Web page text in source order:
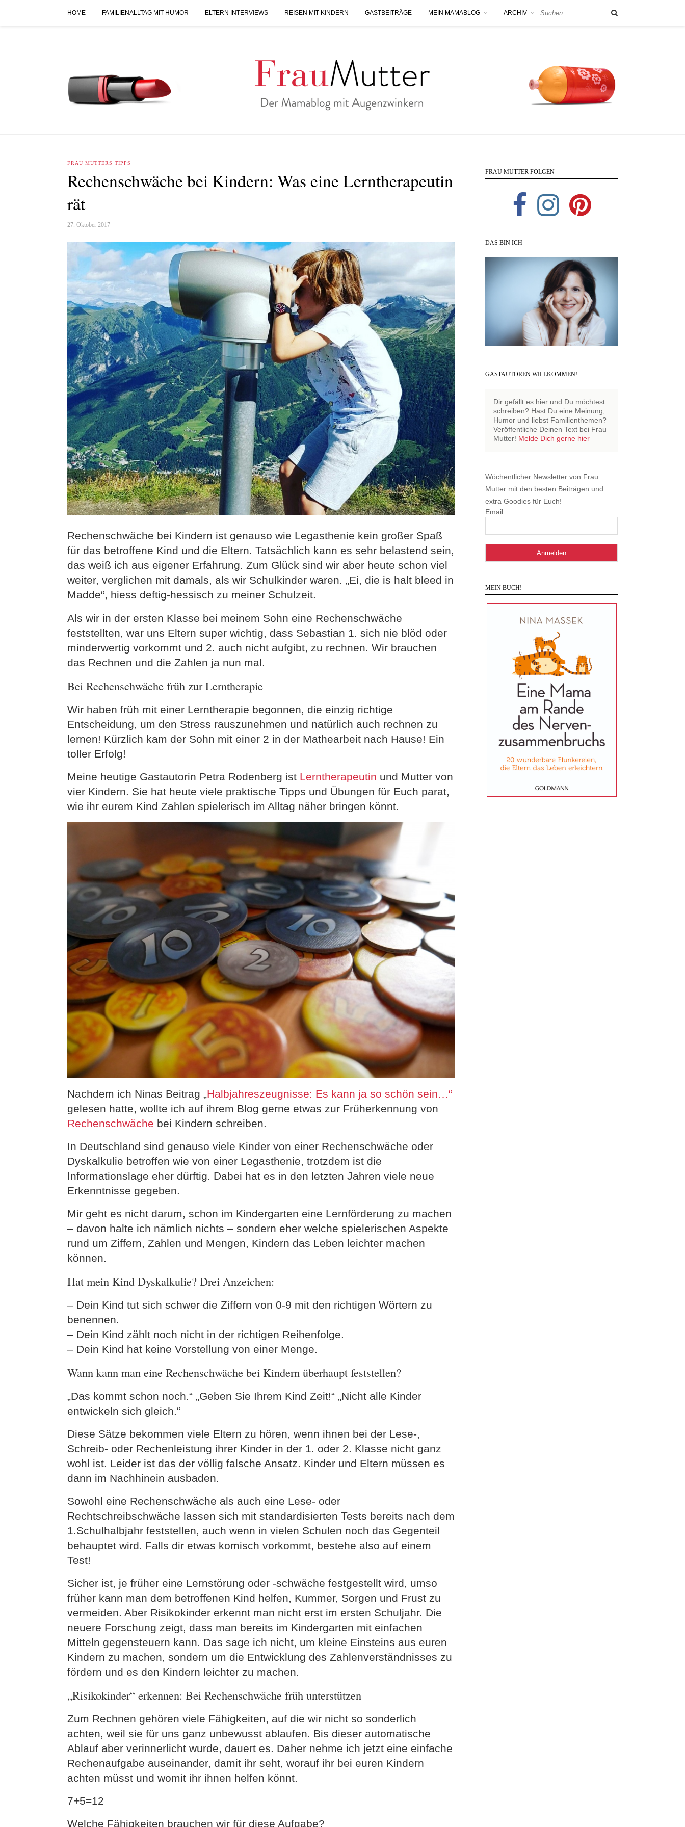
HOME FAMILIENALLTAG MIT HUMOR ELTERN INTERVIEWS REISEN MIT KINDERN GASTBEITRÄGE MEIN MAMABLOG ARCHIV
FRAU MUTTERS TIPPS
Rechenschwäche bei Kindern: Was eine Lerntherapeutin
rät
27. Oktober 2017
Rechenschwäche bei Kindern ist genauso wie Legasthenie kein großer Spaß
für das betroffene Kind und die Eltern. Tatsächlich kann es sehr belastend sein,
das weiß ich aus eigener Erfahrung. Zum Glück sind wir aber heute schon viel
weiter, verglichen mit damals, als wir Schulkinder waren. „Ei, die is halt bleed in
Madde“, hiess deftig-hessisch zu meiner Schulzeit.
Als wir in der ersten Klasse bei meinem Sohn eine Rechenschwäche
feststellten, war uns Eltern super wichtig, dass Sebastian 1. sich nie blöd oder
minderwertig vorkommt und 2. auch nicht aufgibt, zu rechnen. Wir brauchen
das Rechnen und die Zahlen ja nun mal.
Bei Rechenschwäche früh zur Lerntherapie
Wir haben früh mit einer Lerntherapie begonnen, die einzig richtige
Entscheidung, um den Stress rauszunehmen und natürlich auch rechnen zu
lernen! Kürzlich kam der Sohn mit einer 2 in der Mathearbeit nach Hause! Ein
toller Erfolg!
Meine heutige Gastautorin Petra Rodenberg ist Lerntherapeutin und Mutter von
vier Kindern. Sie hat heute viele praktische Tipps und Übungen für Euch parat,
wie ihr eurem Kind Zahlen spielerisch im Alltag näher bringen könnt.
Nachdem ich Ninas Beitrag „ Halbjahreszeugnisse: Es kann ja so schön sein…“
gelesen hatte, wollte ich auf ihrem Blog gerne etwas zur Früherkennung von
Rechenschwäche bei Kindern schreiben.
In Deutschland sind genauso viele Kinder von einer Rechenschwäche oder
Dyskalkulie betroffen wie von einer Legasthenie, trotzdem ist die
Informationslage eher dürftig. Dabei hat es in den letzten Jahren viele neue
Erkenntnisse gegeben.
Mir geht es nicht darum, schon im Kindergarten eine Lernförderung zu machen
– davon halte ich nämlich nichts – sondern eher welche spielerischen Aspekte
rund um Ziffern, Zahlen und Mengen, Kindern das Leben leichter machen
können.
Hat mein Kind Dyskalkulie? Drei Anzeichen:
– Dein Kind tut sich schwer die Ziffern von 0-9 mit den richtigen Wörtern zu
benennen.
– Dein Kind zählt noch nicht in der richtigen Reihenfolge.
– Dein Kind hat keine Vorstellung von einer Menge.
Wann kann man eine Rechenschwäche bei Kindern überhaupt feststellen?
„Das kommt schon noch.“ „Geben Sie Ihrem Kind Zeit!“ „Nicht alle Kinder
entwickeln sich gleich.“
Diese Sätze bekommen viele Eltern zu hören, wenn ihnen bei der Lese-,
Schreib- oder Rechenleistung ihrer Kinder in der 1. oder 2. Klasse nicht ganz
wohl ist. Leider ist das der völlig falsche Ansatz. Kinder und Eltern müssen es
dann im Nachhinein ausbaden.
Sowohl eine Rechenschwäche als auch eine Lese- oder
Rechtschreibschwäche lassen sich mit standardisierten Tests bereits nach dem
1.Schulhalbjahr feststellen, auch wenn in vielen Schulen noch das Gegenteil
behauptet wird. Falls dir etwas komisch vorkommt, bestehe also auf einem
Test!
Sicher ist, je früher eine Lernstörung oder -schwäche festgestellt wird, umso
früher kann man dem betroffenen Kind helfen, Kummer, Sorgen und Frust zu
vermeiden. Aber Risikokinder erkennt man nicht erst im ersten Schuljahr. Die
neuere Forschung zeigt, dass man bereits im Kindergarten mit einfachen
Mitteln gegensteuern kann. Das sage ich nicht, um kleine Einsteins aus euren
Kindern zu machen, sondern um die Entwicklung des Zahlenverständnisses zu
fördern und es den Kindern leichter zu machen.
„Risikokinder“ erkennen: Bei Rechenschwäche früh unterstützen
Zum Rechnen gehören viele Fähigkeiten, auf die wir nicht so sonderlich
achten, weil sie für uns ganz unbewusst ablaufen. Bis dieser automatische
Ablauf aber verinnerlicht wurde, dauert es. Daher nehme ich jetzt eine einfache
Rechenaufgabe auseinander, damit ihr seht, worauf ihr bei euren Kindern
achten müsst und womit ihr ihnen helfen könnt.
7+5=12
Welche Fähigkeiten brauchen wir für diese Aufgabe?
FRAU MUTTER FOLGEN
DAS BIN ICH
GASTAUTOREN WILLKOMMEN!
Dir gefällt es hier und Du möchtest
schreiben? Hast Du eine Meinung,
Humor und liebst Familienthemen?
Veröffentliche Deinen Text bei Frau
Mutter! Melde Dich gerne hier
Wöchentlicher Newsletter von Frau
Mutter mit den besten Beiträgen und
extra Goodies für Euch!
Email
MEIN BUCH!